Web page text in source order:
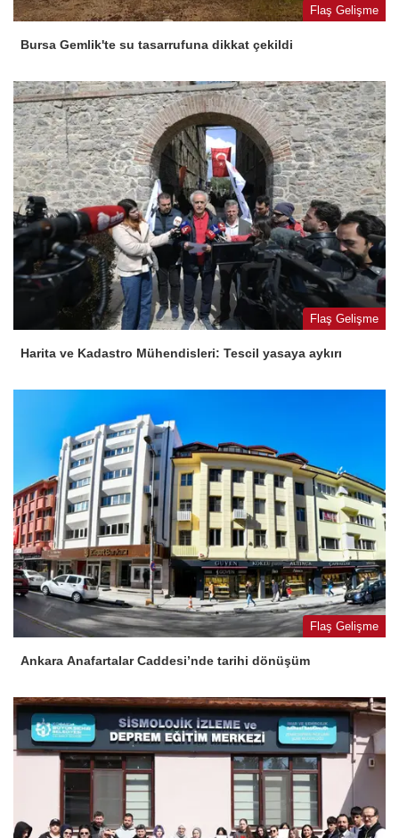
Flaş Gelişme
Bursa Gemlik'te su tasarrufuna dikkat çekildi
Flaş Gelişme
Harita ve Kadastro Mühendisleri: Tescil yasaya aykırı
Flaş Gelişme
Ankara Anafartalar Caddesi’nde tarihi dönüşüm